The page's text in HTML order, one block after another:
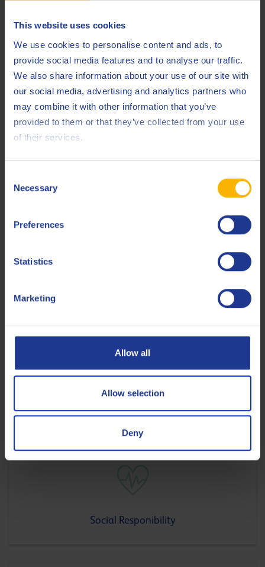
This website uses cookies
We use cookies to personalise content and ads, to
provide social media features and to analyse our traffic.
We also share information about your use of our site with
our social media, advertising and analytics partners who
may combine it with other information that you’ve
provided to them or that they’ve collected from your use
of their services.
Selection
Necessary
Preferences
Statistics
Marketing
Allow all
Allow selection
Deny
derivanti dalla diminuzione dell’attrito.
L’obiettivo del nostro lavoro di sviluppo è massimizzare il
nostro Carbon Handprint con varie iniziative di sostenibilità
emigliorarlo attraverso l’innovazione
We Take Care!
Q8Oils può supportarti nel calcolare la Carbon Handprint
sustainability@q8oils.com.
progetti di sostenibilità ma non è finita qui. È nostra
responsabilità agire in modo che le operazioni abbiano un
impatto positivo anche a livello sociale e creare partnership
obiettivi comuni legati alla sostenibilità, all’innovazione e
alla Social Responsibility.
Social Responibility